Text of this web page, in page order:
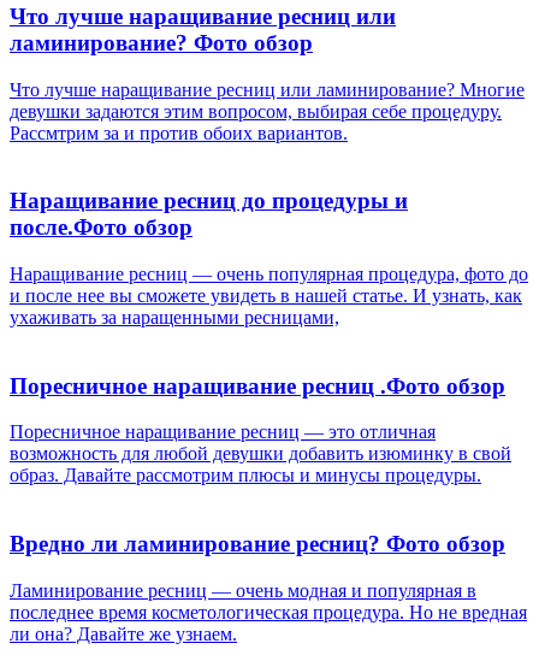
Что лучше наращивание ресниц или
ламинирование? Фото обзор
Что лучше наращивание ресниц или ламинирование? Многие
девушки задаются этим вопросом, выбирая себе процедуру.
Рассмтрим за и против обоих вариантов.
Наращивание ресниц до процедуры и
после.Фото обзор
Наращивание ресниц — очень популярная процедура, фото до
и после нее вы сможете увидеть в нашей статье. И узнать, как
ухаживать за наращенными ресницами,
Поресничное наращивание ресниц .Фото обзор
Поресничное наращивание ресниц — это отличная
возможность для любой девушки добавить изюминку в свой
образ. Давайте рассмотрим плюсы и минусы процедуры.
Вредно ли ламинирование ресниц? Фото обзор
Ламинирование ресниц — очень модная и популярная в
последнее время косметологическая процедура. Но не вредная
ли она? Давайте же узнаем.